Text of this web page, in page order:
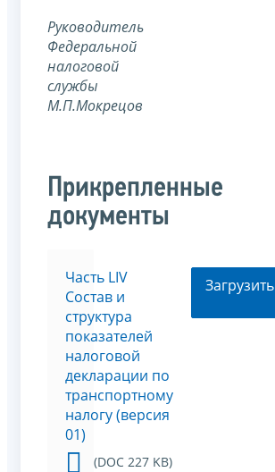
Руководитель
Федеральной
налоговой
службы
М.П.Мокрецов
Прикрепленные
документы
Часть LIV
Состав и
структура
показателей
налоговой
декларации по
транспортному
налогу (версия
01)
(DOC 227 KB)
Загрузить